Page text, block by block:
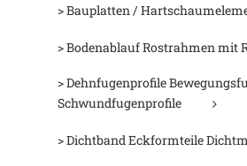
> Bauplatten /
> Bodenablauf Rostrahmen mit
> Dehnfugenprofile
Schwundfugenprofile
> Dichtband Eckformteile